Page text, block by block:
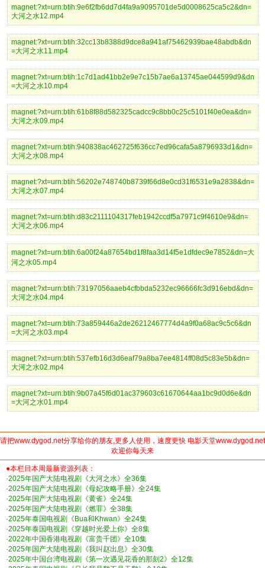
magnet:?xt=urn:btih:9e6f2fb6dd7d4fa9a9095701de5d0008625ca5c2&dn=
大河之水12.mp4
magnet:?xt=urn:btih:32cc13b8388d9dce8a941af75462939bae48abdb&dn
=大河之水11.mp4
magnet:?xt=urn:btih:1c7d1ad41bb2e9e7c15b7ae6a13745ae044599d9&dn
=大河之水10.mp4
magnet:?xt=urn:btih:61b8f88d582325cadcc9c8bb0c25c5101f40e0ea&dn=
大河之水09.mp4
magnet:?xt=urn:btih:940838ac462725f636cc7ed96cafa5a8796933d1&dn=
大河之水08.mp4
magnet:?xt=urn:btih:56202e748740b8739f66d8e0cd31f6531e9a2838&dn=
大河之水07.mp4
magnet:?xt=urn:btih:d83c2111104317feb1942ccdf5a7971c9f4610e9&dn=
大河之水06.mp4
magnet:?xt=urn:btih:6a00f24a87654bd1f8faa3d14f5e1dfdec9e7852&dn=大
河之水05.mp4
magnet:?xt=urn:btih:73197056aaeb4cfbbda5232ec96666fc3d916ebd&dn=
大河之水04.mp4
magnet:?xt=urn:btih:73a859446a2de26212467774d4a9f0a68ac9c5c6&dn
=大河之水03.mp4
magnet:?xt=urn:btih:537efb16d3d6eaf79a8ba7ee4814ff08d5c83e5b&dn=
大河之水02.mp4
magnet:?xt=urn:btih:9b07a45f6d01ac379603c61670644aa1bc9d0d6e&dn
=大河之水01.mp4
请把www.dygod.net分享给你的朋友,更多人使用，速度更快 电影天堂www.dygod.net
欢迎你每天来
●本栏目本周最新资源列表：
·2025年国产大陆电视剧《大河之水》全36集
·2025年国产大陆电视剧《母妃攻略手册》全24集
·2025年国产大陆电视剧《黄雀》全24集
·2025年国产大陆电视剧《燃罪》全38集
·2025年泰国电视剧《Bua和Khwan》全24集
·2025年泰国电视剧《穿越时光爱上你》全8集
·2022年中国香港电视剧《富贵千团》全10集
·2025年国产大陆电视剧《我叫赵出息》全30集
·2025年中国台湾电视剧《第一次遇见花香的那刻2》全12集